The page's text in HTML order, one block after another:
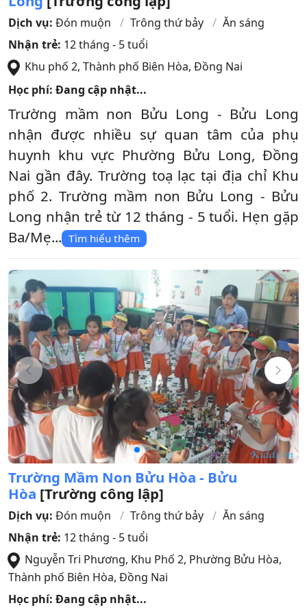
Dịch vụ: Đón muộn Trông thứ bảy
Ăn sáng
Nhận trẻ: 12 tháng - 5 tuổi
Khu phố 2, Thành phố Biên Hòa, Đồng Nai
Học phí: Đang cập nhật...
Trường mầm non Bửu Long - Bửu Long
nhận được nhiều sự quan tâm của phụ
huynh khu vực Phường Bửu Long, Đồng
Nai gần đây. Trường toạ lạc tại địa chỉ Khu
phố 2. Trường mầm non Bửu Long - Bửu
Long nhận trẻ từ 12 tháng - 5 tuổi. Hẹn gặp
Ba/Mẹ... Tìm hiểu thêm
Trường Mầm Non Bửu Hòa - Bửu
Hòa [Trường công lập]
Dịch vụ: Đón muộn Trông thứ bảy
Ăn sáng
Nhận trẻ: 12 tháng - 5 tuổi
Nguyễn Tri Phương, Khu Phố 2, Phường Bửu Hòa,
Thành phố Biên Hòa, Đồng Nai
Học phí: Đang cập nhật...